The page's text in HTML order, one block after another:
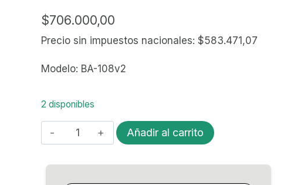
$706.000,00
Precio sin impuestos nacionales: $583.471,07
Modelo: BA-108v2
2 disponibles
AMPLIFICADOR
PARA
Añadir al carrito